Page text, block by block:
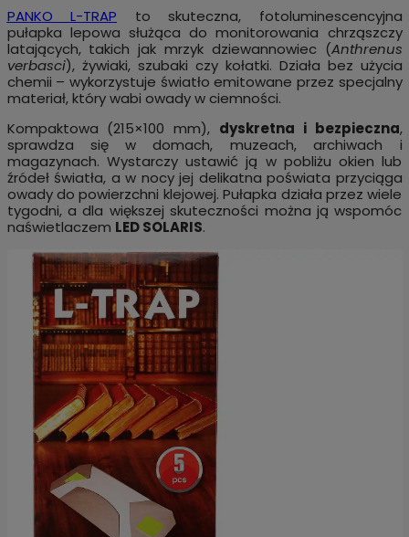
PANKO L-TRAP to skuteczna, fotoluminescencyjna
pułapka lepowa służąca do monitorowania chrząszczy
latających, takich jak mrzyk dziewannowiec (Anthrenus
verbasci), żywiaki, szubaki czy kołatki. Działa bez użycia
chemii – wykorzystuje światło emitowane przez specjalny
materiał, który wabi owady w ciemności.
Kompaktowa (215×100 mm), dyskretna i bezpieczna,
sprawdza się w domach, muzeach, archiwach i
magazynach. Wystarczy ustawić ją w pobliżu okien lub
źródeł światła, a w nocy jej delikatna poświata przyciąga
owady do powierzchni klejowej. Pułapka działa przez wiele
tygodni, a dla większej skuteczności można ją wspomóc
naświetlaczem LED SOLARIS.